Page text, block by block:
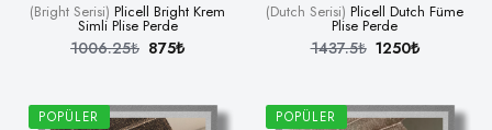
(Bright Serisi) Plicell Bright Krem
Simli Plise Perde
1006.25₺ 875₺
(Dutch Serisi) Plicell Dutch Füme
Plise Perde
1437.5₺ 1250₺
POPÜLER POPÜLER